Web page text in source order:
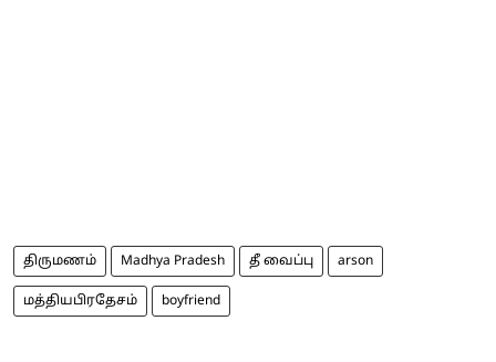
திருமணம் Madhya Pradesh தீ வைப்பு arson
மத்தியபிரதேசம் boyfriend